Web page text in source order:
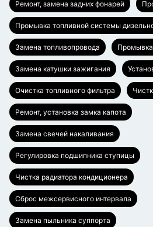
Ремонт, замена задних фонарей
Промывка топливной системы
Замена топливопровода
Замена катушки зажигания
Очистка топливного фильтра
Ремонт, установка замка капота
Замена свечей накаливания
Регулировка подшипника ступицы
Чистка радиатора кондиционера
Сброс межсервисного интервала
Замена пыльника суппорта